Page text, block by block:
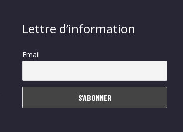
Lettre d’information
Email